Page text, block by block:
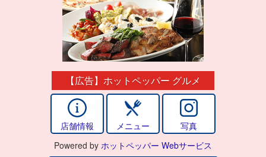
【広告】ホットペッパー グルメ
店舗情報 メニュー
写真
Powered by ホットペッパー Webサービス